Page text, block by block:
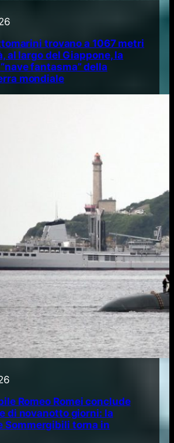
trovano a 1067 metri
al largo del Giappone, la
fantasma” della
mondiale
Romeo Romei conclude
di novanotto giorni: la
Sommergibili torna in